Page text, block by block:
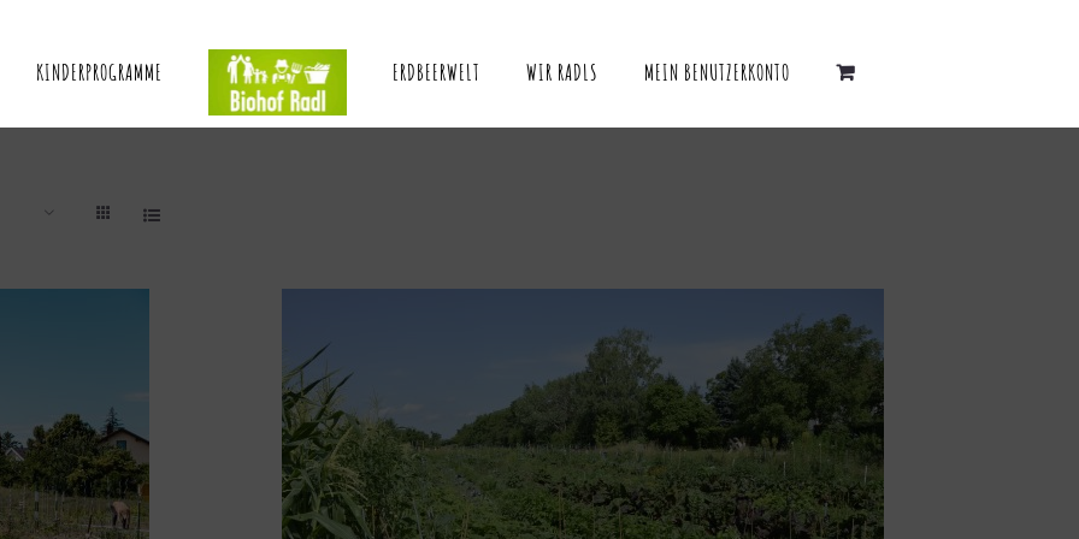
KINDERPROGRAMME ERDBEERWELT WIR RADLS MEIN BENUTZERKONTO
QUICK VIEW